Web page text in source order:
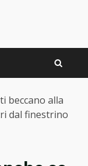
beccano alla
dal finestrino